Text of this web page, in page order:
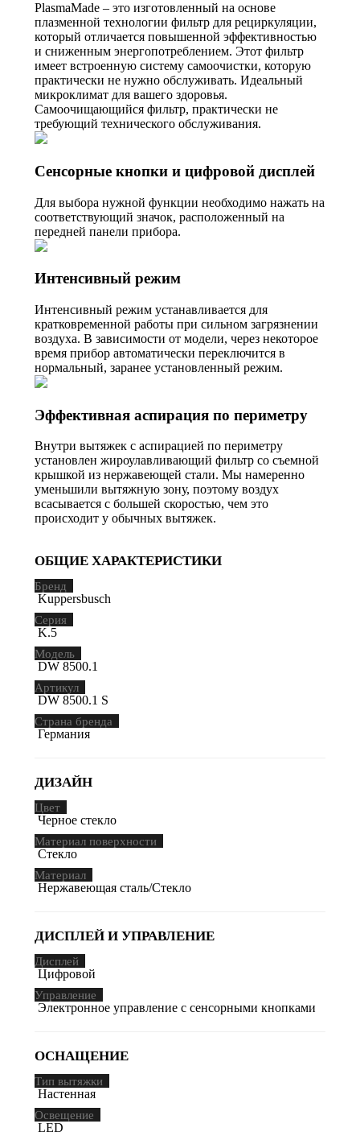
PlasmaMade – это изготовленный на основе
плазменной технологии фильтр для рециркуляции,
который отличается повышенной эффективностью
и сниженным энергопотреблением. Этот фильтр
имеет встроенную систему самоочистки, которую
практически не нужно обслуживать. Идеальный
микроклимат для вашего здоровья.
Самоочищающийся фильтр, практически не
требующий технического обслуживания.
Сенсорные кнопки и цифровой дисплей
Для выбора нужной функции необходимо нажать на
соответствующий значок, расположенный на
передней панели прибора.
Интенсивный режим
Интенсивный режим устанавливается для
кратковременной работы при сильном загрязнении
воздуха. В зависимости от модели, через некоторое
время прибор автоматически переключится в
нормальный, заранее установленный режим.
Эффективная аспирация по периметру
Внутри вытяжек с аспирацией по периметру
установлен жироулавливающий фильтр со съемной
крышкой из нержавеющей стали. Мы намеренно
уменьшили вытяжную зону, поэтому воздух
всасывается с большей скоростью, чем это
происходит у обычных вытяжек.
ОБЩИЕ ХАРАКТЕРИСТИКИ
Бренд
Kuppersbusch
Серия
K.5
Модель
DW 8500.1
Артикул
DW 8500.1 S
Страна бренда
Германия
ДИЗАЙН
Цвет
Черное стекло
Материал поверхности
Стекло
Материал
Нержавеющая сталь/Стекло
ДИСПЛЕЙ И УПРАВЛЕНИЕ
Дисплей
Цифровой
Управление
Электронное управление с сенсорными кнопками
ОСНАЩЕНИЕ
Тип вытяжки
Настенная
Освещение
LED